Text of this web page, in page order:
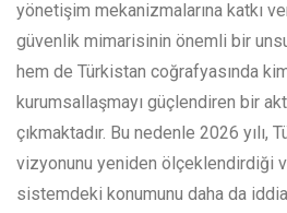
yönetişim mekanizmalarına katkı
güvenlik mimarisinin önemli bir
hem de Türkistan coğrafyasında
kurumsallaşmayı güçlendiren bir
çıkmaktadır. Bu nedenle 2026 yılı,
vizyonunu yeniden ölçeklendirdiği
sistemdeki konumunu daha da